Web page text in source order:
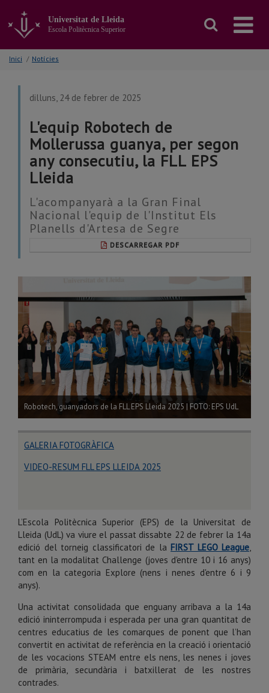
contingut
principal
Universitat de Lleida
Escola Politècnica Superior
Inici / Notícies
dilluns, 24 de febrer de 2025
L'equip Robotech de
Mollerussa guanya, per segon
any consecutiu, la FLL EPS
Lleida
L'acompanyarà a la Gran Final
Nacional l'equip de l'Institut Els
Planells d'Artesa de Segre
DESCARREGAR PDF
Robotech, guanyadors de la FLL EPS Lleida 2025 | FOTO: EPS UdL
GALERIA FOTOGRÀFICA
VIDEO-RESUM FLL EPS LLEIDA 2025
L’Escola Politècnica Superior (EPS) de la Universitat de
Lleida (UdL) va viure el passat dissabte 22 de febrer la 14a
edició del torneig classificatori de la FIRST LEGO League,
tant en la modalitat Challenge (joves d'entre 10 i 16 anys)
com en la categoria Explore (nens i nenes d'entre 6 i 9
anys).
Una activitat consolidada que enguany arribava a la 14a
edició ininterrompuda i esperada per una gran quantitat de
centres educatius de les comarques de ponent que l’han
convertit en activitat de referència en la creació i orientació
de les vocacions STEAM entre els nens, les nenes i joves
de primària, secundària i batxillerat de les nostres
contrades.